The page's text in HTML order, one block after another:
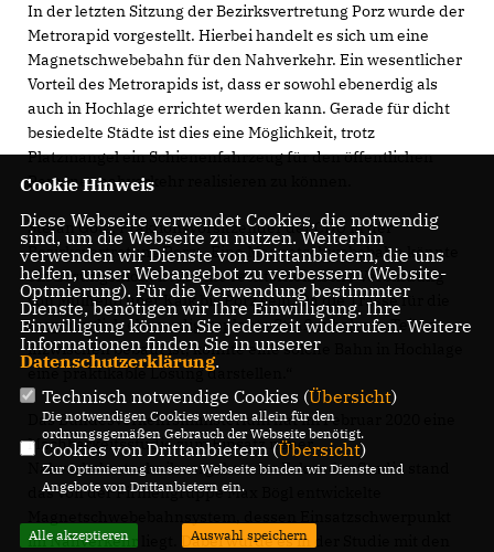
In der letzten Sitzung der Bezirksvertretung Porz wurde der
Metrorapid vorgestellt. Hierbei handelt es sich um eine
Magnetschwebebahn für den Nahverkehr. Ein wesentlicher
Vorteil des Metrorapids ist, dass er sowohl ebenerdig als
auch in Hochlage errichtet werden kann. Gerade für dicht
besiedelte Städte ist dies eine Möglichkeit, trotz
Platzmangel ein Schienenfahrzeug für den öffentlichen
Personennahverkehr realisieren zu können.
Stefan Götz, Fraktionsvorsitzender der CDU in der
Bezirksvertretung Porz: „Eine Magnetschwebebahn könnte
ein Lösungsmodell für eine rechtsrheinische Verbindung
von Mülheim über Kalk bis Porz sein. Da die Trasse für die
ursprünglich ebenerdig geplante Straßenbahn in Teilen
inzwischen bebaut ist, könnte eine solche Bahn in Hochlage
eine praktikable Lösung darstellen.“
Das Bundesverkehrsministerium hat im Februar 2020 eine
Machbarkeitsstudie zum Einsatz neuer
Nahverkehrstechnik vergeben. Im Fokus der Studie stand
das von der Firmengruppe Max Bögl entwickelte
im Nahverkehr liegt. Dabei wurde es in der Studie mit den
Cookie Hinweis
Diese Webseite verwendet Cookies, die notwendig
sind, um die Webseite zu nutzen. Weiterhin
verwenden wir Dienste von Drittanbietern, die uns
helfen, unser Webangebot zu verbessern (Website-
Optmierung). Für die Verwendung bestimmter
Dienste, benötigen wir Ihre Einwilligung. Ihre
Einwilligung können Sie jederzeit widerrufen. Weitere
Informationen finden Sie in unserer
Datenschutzerklärung.
Technisch notwendige Cookies (Übersicht)
Die notwendigen Cookies werden allein für den
ordnungsgemäßen Gebrauch der Webseite benötigt.
Cookies von Drittanbietern (Übersicht)
Zur Optimierung unserer Webseite binden wir Dienste und
Angebote von Drittanbietern ein.
Alle akzeptieren Auswahl speichern